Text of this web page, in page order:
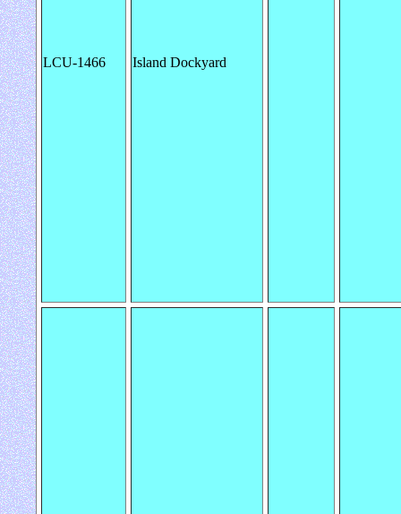
LCU-1466 Island Dockyard